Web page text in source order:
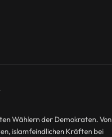
Wählern der Demokraten. Von
islamfeindlichen Kräften bei